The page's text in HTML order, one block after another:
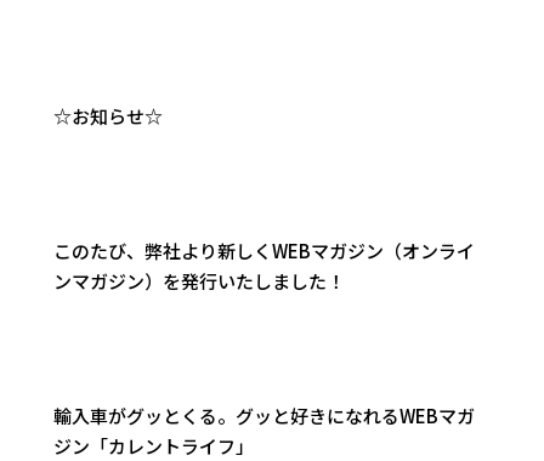
☆お知らせ☆
このたび、弊社より新しくWEBマガジン（オンライ
ンマガジン）を発行いたしました！
輸入車がグッとくる。グッと好きになれるWEBマガ
ジン「カレントライフ」